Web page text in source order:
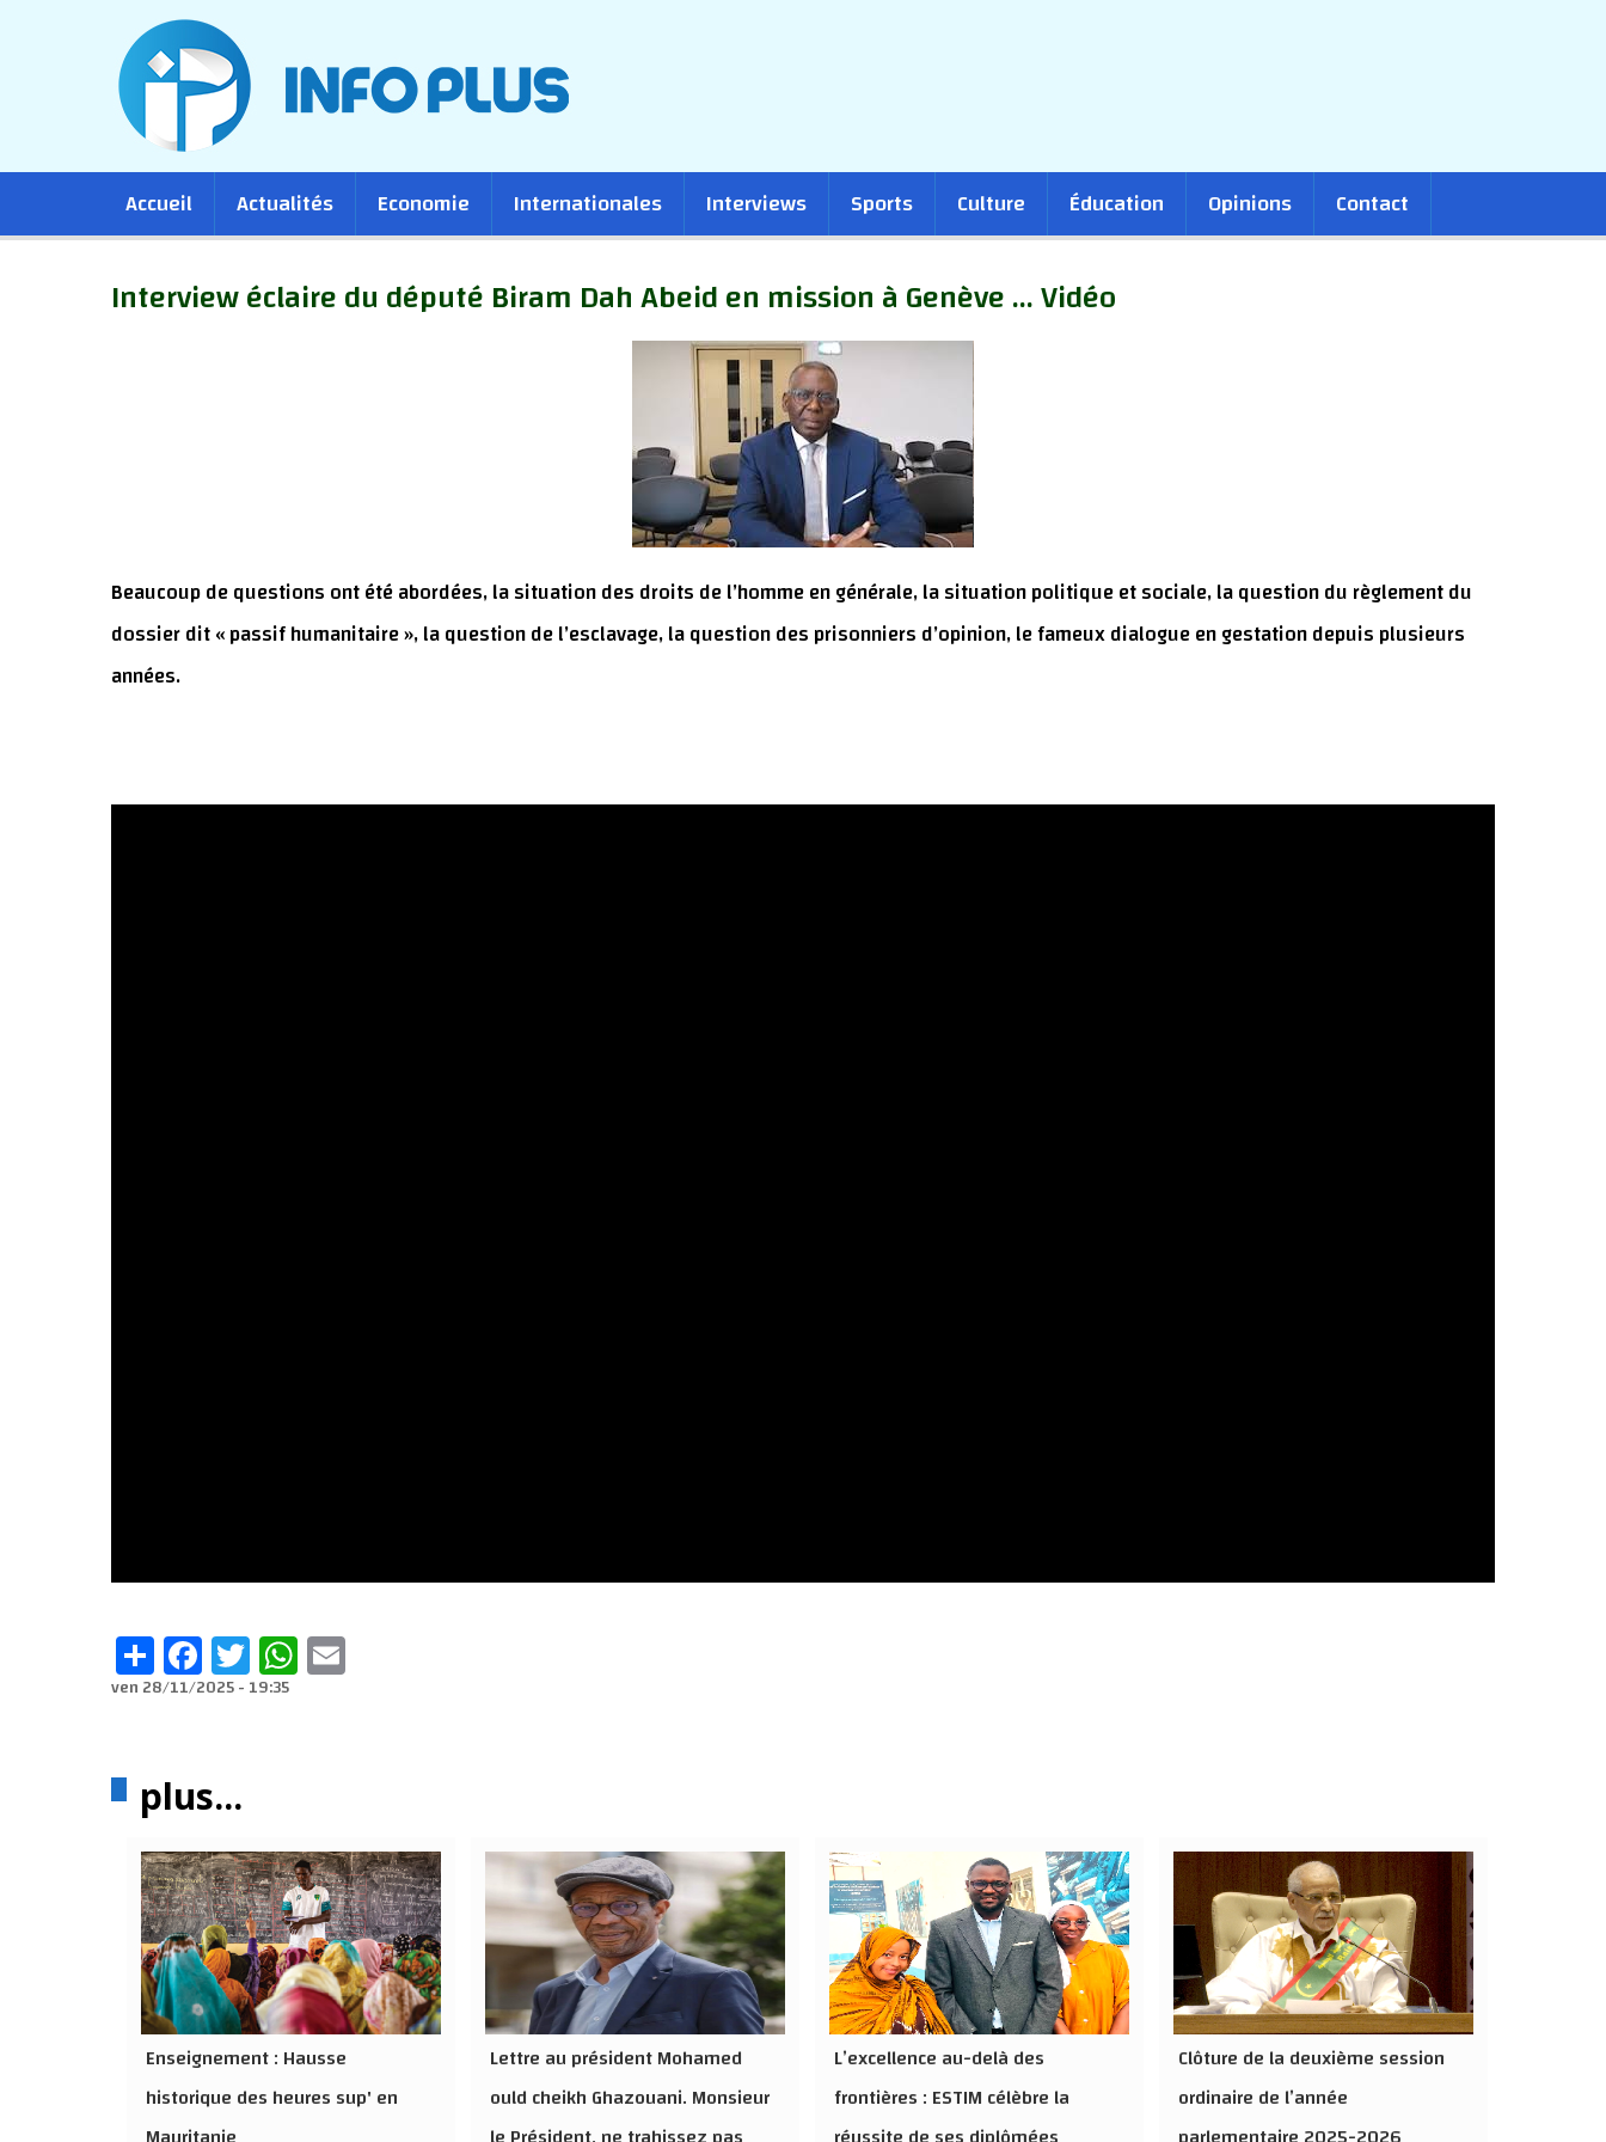
Main
navigation
Accueil Actualités Economie Internationales Interviews Sports Culture Éducation Opinions Contact
Interview éclaire du député Biram Dah Abeid en mission à Genève ... Vidéo
Beaucoup de questions ont été abordées, la situation des droits de l’homme en générale, la situation politique et sociale, la question du règlement du
dossier dit « passif humanitaire », la question de l’esclavage, la question des prisonniers d’opinion, le fameux dialogue en gestation depuis plusieurs
années.
ShareFacebook
TwitterWhatsApp
ven 28/11/2025 - 19:35
plus...
Enseignement : Hausse
historique des heures sup' en
Lettre au président Mohamed
ould cheikh Ghazouani. Monsieur
L’excellence au-delà des
frontières : ESTIM célèbre la
Clôture de la deuxième session
ordinaire de l’année